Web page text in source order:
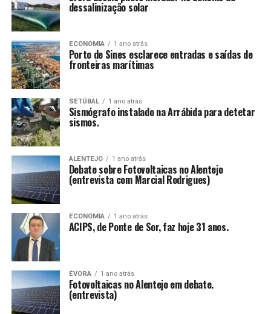
dessalinização solar
ECONOMIA 1 ano atrás
Porto de Sines esclarece entradas e saídas de
fronteiras marítimas
SETÚBAL 1 ano atrás
Sismógrafo instalado na Arrábida para detetar
sismos.
ALENTEJO 1 ano atrás
Debate sobre Fotovoltaicas no Alentejo
(entrevista com Marcial Rodrigues)
ECONOMIA 1 ano atrás
ACIPS, de Ponte de Sor, faz hoje 31 anos.
ÉVORA 1 ano atrás
Fotovoltaicas no Alentejo em debate.
(entrevista)